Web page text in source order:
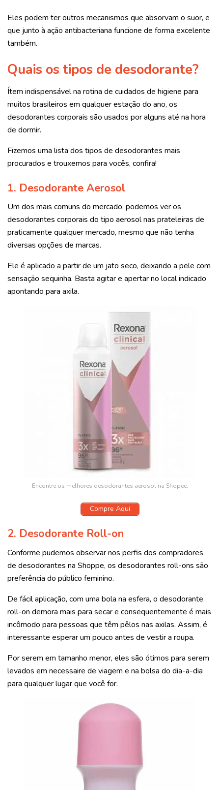
Eles podem ter outros mecanismos que absorvam o suor, e
que junto à ação antibacteriana funcione de forma excelente
também.
Quais os tipos de desodorante?
Ítem indispensável na rotina de cuidados de higiene para
muitos brasileiros em qualquer estação do ano, os
desodorantes corporais são usados por alguns até na hora
de dormir.
Fizemos uma lista dos tipos de desodorantes mais
procurados e trouxemos para vocês, confira!
1. Desodorante Aerosol
Um dos mais comuns do mercado, podemos ver os
desodorantes corporais do tipo aerosol nas prateleiras de
praticamente qualquer mercado, mesmo que não tenha
diversas opções de marcas.
Ele é aplicado a partir de um jato seco, deixando a pele com
sensação sequinha. Basta agitar e apertar no local indicado
apontando para axila.
Encontre os melhores desodorantes aerosol na Shopee.
Compre Aqui
2. Desodorante Roll-on
Conforme pudemos observar nos perfis dos compradores
de desodorantes na Shoppe, os desodorantes roll-ons são
preferência do público feminino.
De fácil aplicação, com uma bola na esfera, o desodorante
roll-on demora mais para secar e consequentemente é mais
incômodo para pessoas que têm pêlos nas axilas. Assim, é
interessante esperar um pouco antes de vestir a roupa.
Por serem em tamanho menor, eles são ótimos para serem
levados em necessaire de viagem e na bolsa do dia-a-dia
para qualquer lugar que você for.